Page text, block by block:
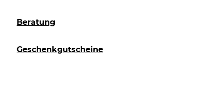
Beratung
Geschenkgutscheine